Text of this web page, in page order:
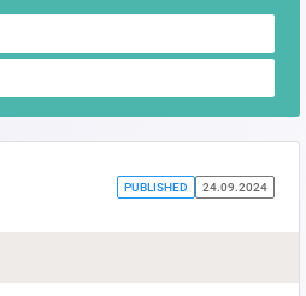
PUBLISHED 24.09.2024